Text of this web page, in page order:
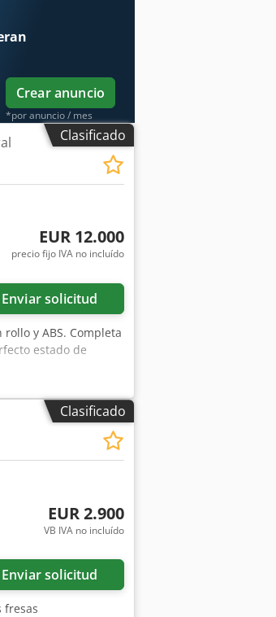
Crear anuncio
*por anuncio / mes
Clasificado
EUR 12.000
precio fijo IVA no incluído
Enviar solicitud
y ABS. Completa
estado de
Clasificado
EUR 2.900
VB IVA no incluído
Enviar solicitud
fresas